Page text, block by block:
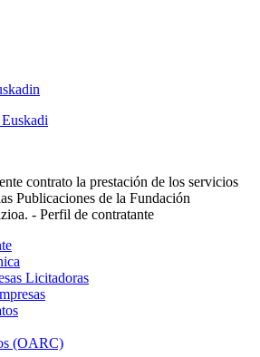
contrato la prestación de los servicios
Publicaciones de la Fundación
- Perfil de contratante
Licitadoras
(OARC)